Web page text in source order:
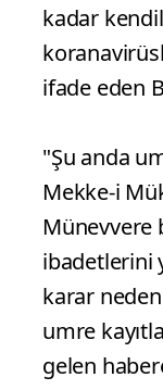
kadar
ifade eden
"Şu anda
Mekke-i
Münevvere
ibadetlerini
karar
umre
gelen